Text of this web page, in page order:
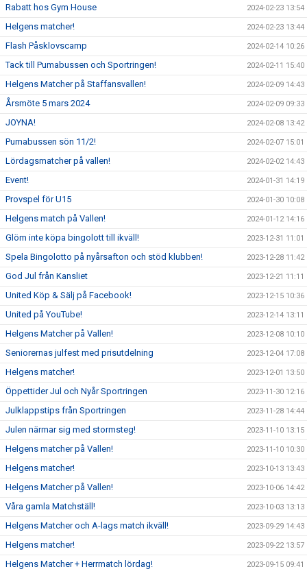
Rabatt hos Gym House 2024-02-23 13:54
Helgens matcher! 2024-02-23 13:44
Flash Påsklovscamp 2024-02-14 10:26
Tack till Pumabussen och Sportringen! 2024-02-11 15:40
Helgens Matcher på Staffansvallen! 2024-02-09 14:43
Årsmöte 5 mars 2024 2024-02-09 09:33
JOYNA! 2024-02-08 13:42
Pumabussen sön 11/2! 2024-02-07 15:01
Lördagsmatcher på vallen! 2024-02-02 14:43
Event! 2024-01-31 14:19
Provspel för U15 2024-01-30 10:08
Helgens match på Vallen! 2024-01-12 14:16
Glöm inte köpa bingolott till ikväll! 2023-12-31 11:01
Spela Bingolotto på nyårsafton och stöd klubben! 2023-12-28 11:42
God Jul från Kansliet 2023-12-21 11:11
United Köp & Sälj på Facebook! 2023-12-15 10:36
United på YouTube! 2023-12-14 13:11
Helgens Matcher på Vallen! 2023-12-08 10:10
Seniorernas julfest med prisutdelning 2023-12-04 17:08
Helgens matcher! 2023-12-01 13:50
Öppettider Jul och Nyår Sportringen 2023-11-30 12:16
Julklappstips från Sportringen 2023-11-28 14:44
Julen närmar sig med stormsteg! 2023-11-10 13:15
Helgens matcher på Vallen! 2023-11-10 10:30
Helgens matcher! 2023-10-13 13:43
Helgens Matcher på Vallen! 2023-10-06 14:42
Våra gamla Matchställ! 2023-10-03 13:13
Helgens Matcher och A-lags match ikväll! 2023-09-29 14:43
Helgens matcher! 2023-09-22 13:57
Helgens Matcher + Herrmatch lördag! 2023-09-15 09:41